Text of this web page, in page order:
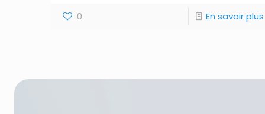
0 En savoir plus